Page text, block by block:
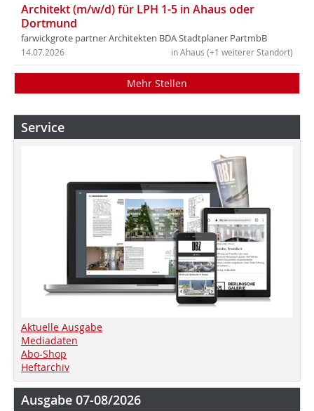
Architekt (m/w/d) für LPH 1-5 in Ahaus oder
Dortmund
farwickgrote partner Architekten BDA Stadtplaner PartmbB
in Ahaus (+1 weiterer Standort)
14.07.2026
Mehr Stellen
Service
Aktuelle Ausgabe
Mediadaten
Abo-Shop
Heftarchiv
Ausgabe 07-08/2026